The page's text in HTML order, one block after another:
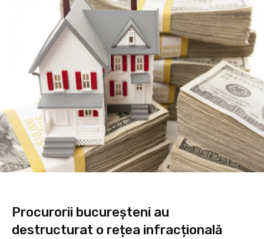
Procurorii bucureșteni au
destructurat o rețea infracțională